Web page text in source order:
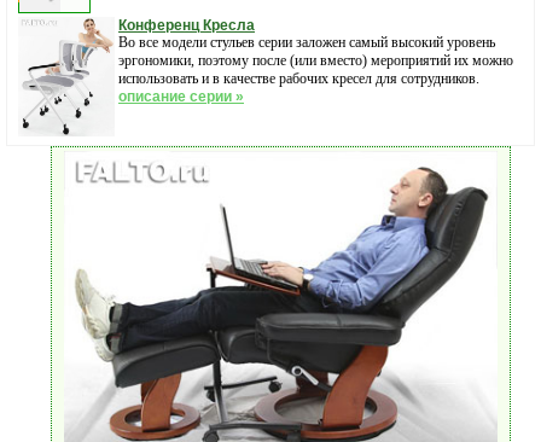
Конференц Кресла
Во все модели стульев серии заложен самый высокий уровень
эргономики, поэтому после (или вместо) мероприятий их можно
использовать и в качестве рабочих кресел для сотрудников.
описание серии »